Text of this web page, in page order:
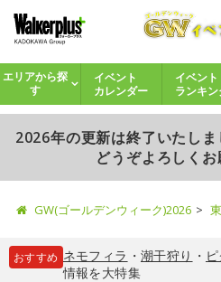
エリアから探
す
イベント
カレンダー
イベント
ランキン
2026年の更新は終了いたし
どうぞよろしくお
GW(ゴールデンウィーク)2026
おすすめ ネモフィラ ・ 潮干狩り ・
情報を大特集